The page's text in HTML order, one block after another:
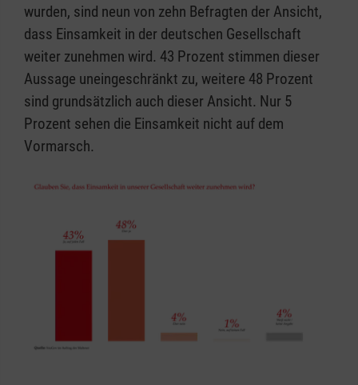
wurden, sind neun von zehn Befragten der Ansicht,
dass Einsamkeit in der deutschen Gesellschaft
weiter zunehmen wird. 43 Prozent stimmen dieser
Aussage uneingeschränkt zu, weitere 48 Prozent
sind grundsätzlich auch dieser Ansicht. Nur 5
Prozent sehen die Einsamkeit nicht auf dem
Vormarsch.